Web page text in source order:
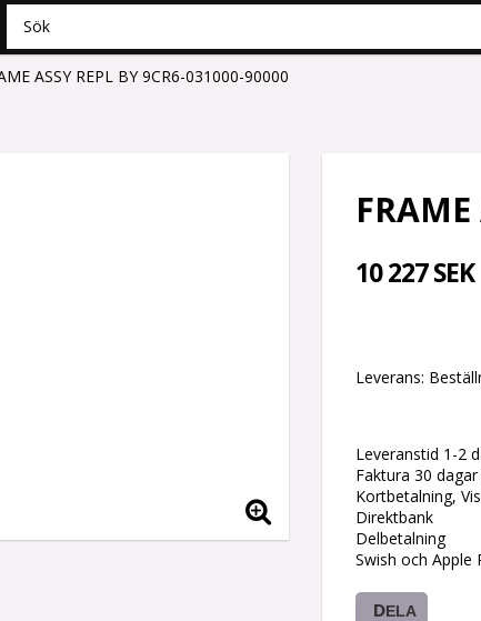
ASSY REPL BY 9CR6-031000-90000
10 227 SEK
Leverans:
Leveranstid 1-2
Faktura 30
Kortbetalning,
Direktbank
Delbetalning
Swish och Apple
DELA